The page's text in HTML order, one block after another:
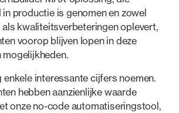
productie is genomen en zowel
kwaliteitsverbeteringen oplevert,
voorop blijven lopen in deze
mogelijkheden.
enkele interessante cijfers noemen.
hebben aanzienlijke waarde
onze no-code automatiseringstool,